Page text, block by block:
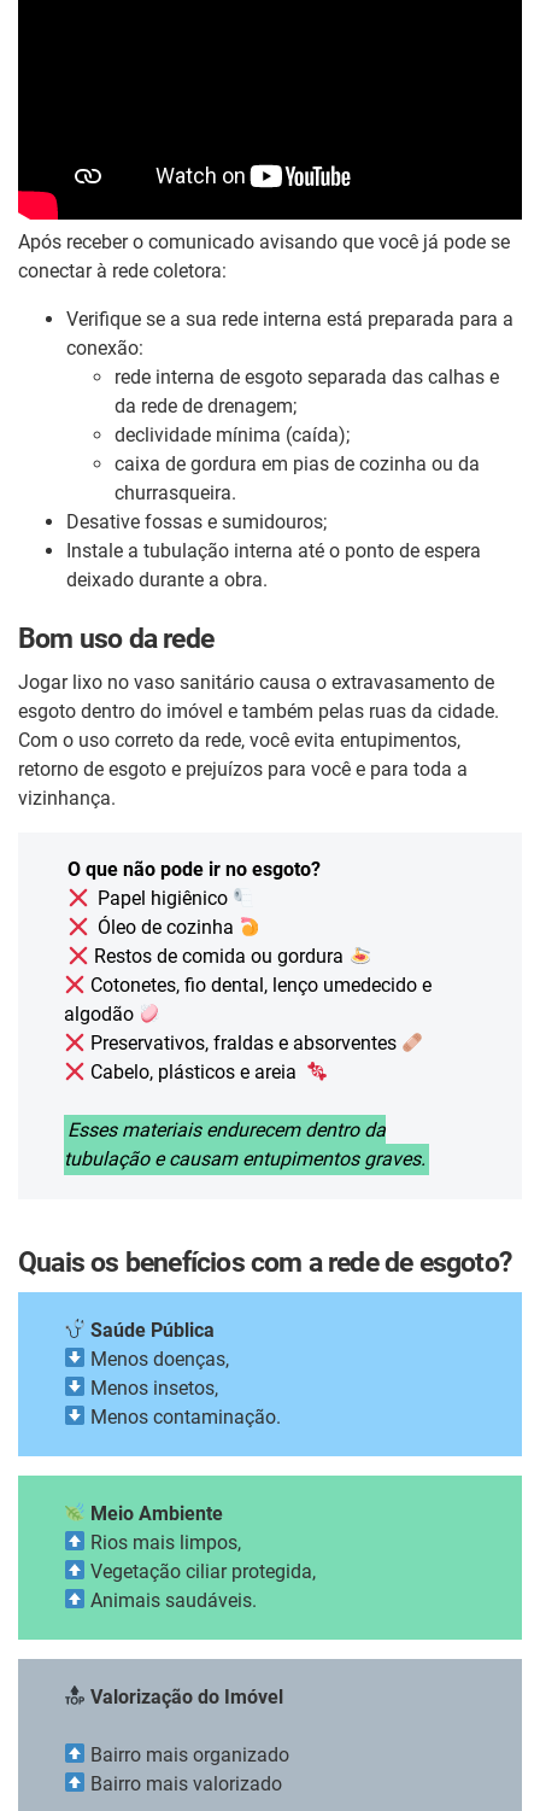
Após receber o comunicado avisando que você já pode se
conectar à rede coletora:
Verifique se a sua rede interna está preparada para a
conexão:
rede interna de esgoto separada das calhas e
da rede de drenagem;
declividade mínima (caída);
caixa de gordura em pias de cozinha ou da
churrasqueira.
Desative fossas e sumidouros;
Instale a tubulação interna até o ponto de espera
deixado durante a obra.
Bom uso da rede
Jogar lixo no vaso sanitário causa o extravasamento de
esgoto dentro do imóvel e também pelas ruas da cidade.
Com o uso correto da rede, você evita entupimentos,
retorno de esgoto e prejuízos para você e para toda a
vizinhança.
O que não pode ir no esgoto?
Papel higiênico
Óleo de cozinha
Restos de comida ou gordura
Cotonetes, fio dental, lenço umedecido e
algodão
Preservativos, fraldas e absorventes
Cabelo, plásticos e areia
Esses materiais endurecem dentro da
tubulação e causam entupimentos graves.
Quais os benefícios com a rede de esgoto?
Saúde Pública
Menos doenças,
Menos insetos,
Menos contaminação.
Meio Ambiente
Rios mais limpos,
Vegetação ciliar protegida,
Animais saudáveis.
Valorização do Imóvel
Bairro mais organizado
Bairro mais valorizado